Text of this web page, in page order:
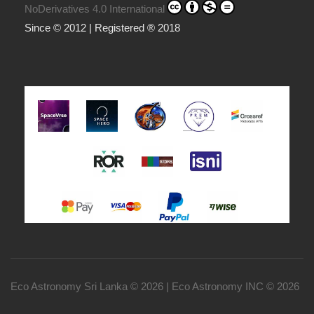
NoDerivatives 4.0 International
Since © 2012 | Registered ® 2018
Eco Astronomy Sri Lanka © 2026 | Eco Astronomy INC © 2026